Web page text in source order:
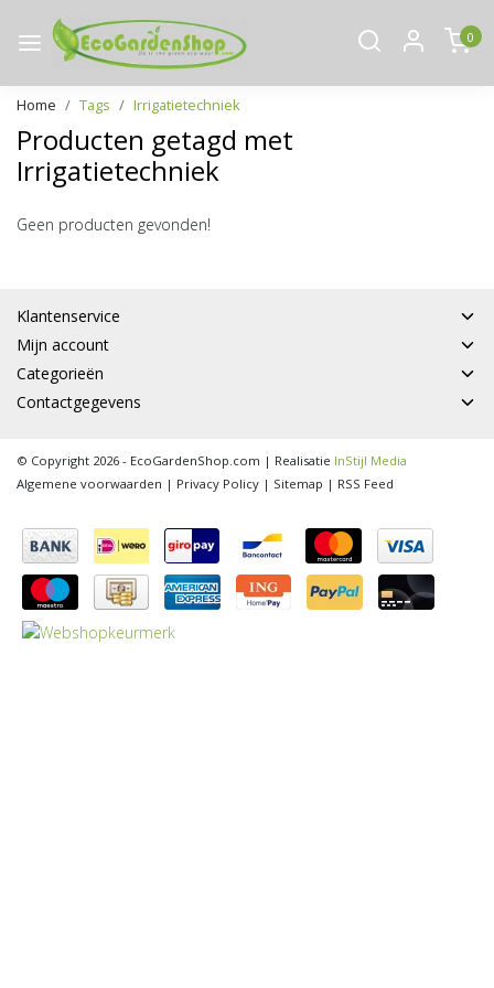
0
Home Tags Irrigatietechniek
Producten getagd met
Irrigatietechniek
Geen producten gevonden!
Klantenservice
Mijn account
Categorieën
Contactgegevens
© Copyright 2026 - EcoGardenShop.com | Realisatie InStijl Media
Algemene voorwaarden | Privacy Policy | Sitemap | RSS Feed